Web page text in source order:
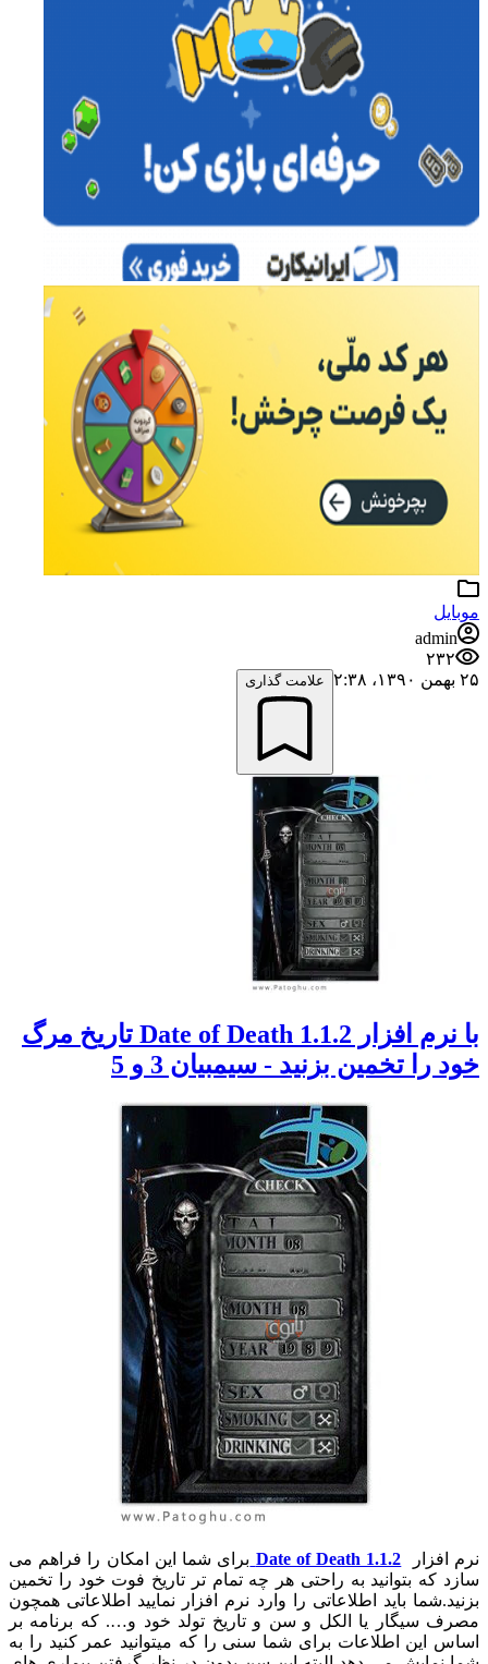
موبایل
admin
۲۳۲
۲۵ بهمن ۱۳۹۰،‏ ۲:۳۸
علامت گذاری
با نرم افزار Date of Death 1.1.2 تاریخ مرگ
خود را تخمین بزنید - سیمبیان 3 و 5
نرم افزار Date of Death 1.1.2 برای شما این امکان را فراهم می
سازد که بتوانید به راحتی هر چه تمام تر تاریخ فوت خود را تخمین
بزنید.شما باید اطلاعاتی را وارد نرم افزار نمایید اطلاعاتی همچون
مصرف سیگار یا الکل و سن و تاریخ تولد خود و…. که برنامه بر
اساس این اطلاعات برای شما سنی را که میتوانید عمر کنید را به